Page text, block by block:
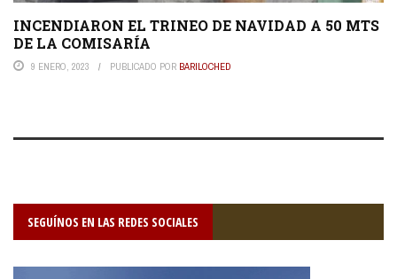
INCENDIARON EL TRINEO DE NAVIDAD A 50 MTS
DE LA COMISARÍA
9 ENERO, 2023 PUBLICADO POR BARILOCHED
SEGUÍNOS EN LAS REDES SOCIALES